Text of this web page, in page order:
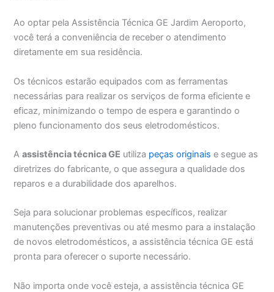
Ao optar pela Assistência Técnica GE Jardim Aeroporto,
você terá a conveniência de receber o atendimento
diretamente em sua residência.
Os técnicos estarão equipados com as ferramentas
necessárias para realizar os serviços de forma eficiente e
eficaz, minimizando o tempo de espera e garantindo o
pleno funcionamento dos seus eletrodomésticos.
Aassistência técnica GE utiliza peças originais e segue as
diretrizes do fabricante, o que assegura a qualidade dos
reparos e a durabilidade dos aparelhos.
Seja para solucionar problemas específicos, realizar
manutenções preventivas ou até mesmo para a instalação
de novos eletrodomésticos, a assistência técnica GE está
pronta para oferecer o suporte necessário.
Não importa onde você esteja, a assistência técnica GE